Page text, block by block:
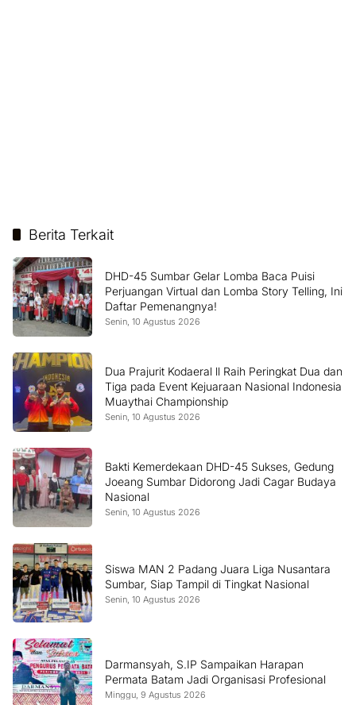
Berita Terkait
DHD-45 Sumbar Gelar Lomba Baca Puisi
Perjuangan Virtual dan Lomba Story Telling, Ini
Daftar Pemenangnya!
Senin, 10 Agustus 2026
Dua Prajurit Kodaeral ll Raih Peringkat Dua dan
Tiga pada Event Kejuaraan Nasional Indonesia
Muaythai Championship
Senin, 10 Agustus 2026
Bakti Kemerdekaan DHD-45 Sukses, Gedung
Joeang Sumbar Didorong Jadi Cagar Budaya
Nasional
Senin, 10 Agustus 2026
Siswa MAN 2 Padang Juara Liga Nusantara
Sumbar, Siap Tampil di Tingkat Nasional
Senin, 10 Agustus 2026
Darmansyah, S.IP Sampaikan Harapan
Permata Batam Jadi Organisasi Profesional
Minggu, 9 Agustus 2026